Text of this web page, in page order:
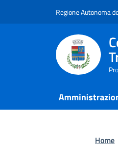
Regione Autonoma
Home